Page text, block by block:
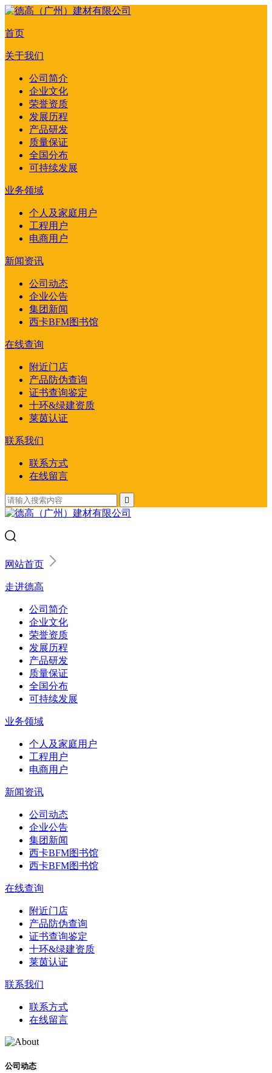
首页
关于我们
公司简介
企业文化
荣誉资质
发展历程
产品研发
质量保证
全国分布
可持续发展
业务领域
个人及家庭用户
工程用户
电商用户
新闻资讯
公司动态
企业公告
集团新闻
西卡BFM图书馆
在线查询
附近门店
产品防伪查询
证书查询鉴定
十环&绿建资质
莱茵认证
联系我们
联系方式
在线留言

网站首页
走进德高
公司简介
企业文化
荣誉资质
发展历程
产品研发
质量保证
全国分布
可持续发展
业务领域
个人及家庭用户
工程用户
电商用户
新闻资讯
公司动态
企业公告
集团新闻
西卡BFM图书馆
西卡BFM图书馆
在线查询
附近门店
产品防伪查询
证书查询鉴定
十环&绿建资质
莱茵认证
联系我们
联系方式
在线留言
公司动态